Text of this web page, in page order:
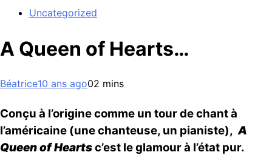
Uncategorized
A Queen of Hearts…
Béatrice10 ans ago02 mins
Conçu à l’origine comme un tour de chant à
l’américaine (une chanteuse, un pianiste),A
Queen of Heartsc’est le glamour à l’état pur.